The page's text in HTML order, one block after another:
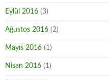
Eylül 2016 (3)
Ağustos 2016 (2)
Mayıs 2016 (1)
Nisan 2016 (1)